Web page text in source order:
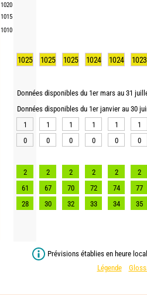
1020
1015
1010
1025 1025 1025 1024 1024 1023
Données disponibles du 1er mars au 31
Données disponibles du 1er janvier au 30
1
1 1 1 1 1
0
0 0 0 0 0
2 2 2 2 2 2
61
67 70 72 74 77
28
30 32 33 34 35
Prévisions établies en heure
Légende